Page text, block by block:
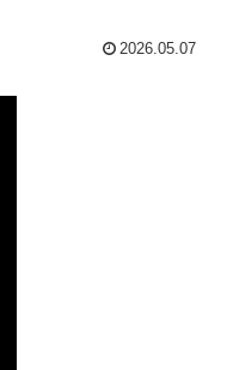
2026.05.07